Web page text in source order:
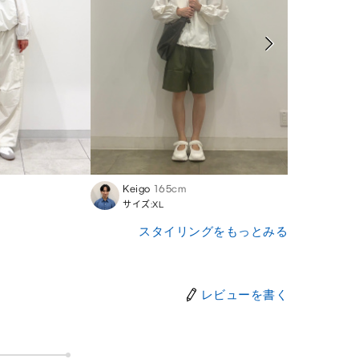
Keigo 165cm
サイズ:XL
スタイリングをもっとみる
レビューを書く